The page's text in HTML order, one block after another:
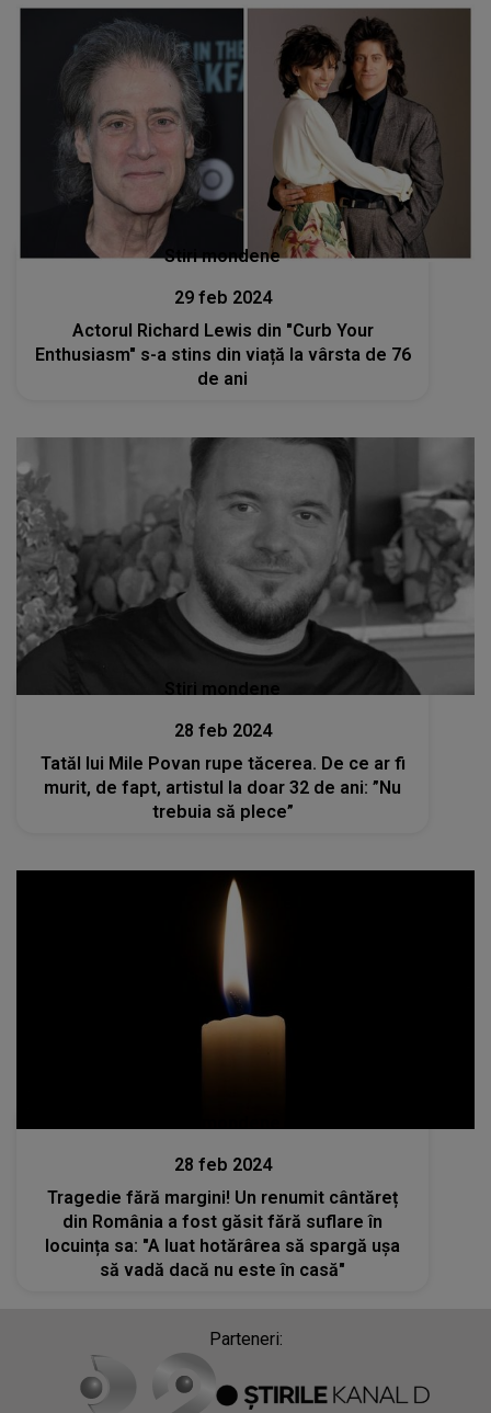
Stiri mondene
29 feb 2024
Actorul Richard Lewis din "Curb Your
Enthusiasm" s-a stins din viață la vârsta de 76
de ani
Stiri mondene
28 feb 2024
Tatăl lui Mile Povan rupe tăcerea. De ce ar fi
murit, de fapt, artistul la doar 32 de ani: ”Nu
trebuia să plece”
28 feb 2024
Tragedie fără margini! Un renumit cântăreț
din România a fost găsit fără suflare în
locuința sa: "A luat hotărârea să spargă ușa
să vadă dacă nu este în casă"
Parteneri: